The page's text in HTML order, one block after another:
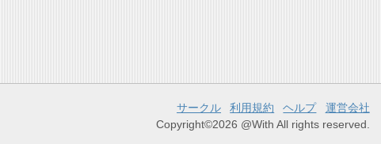
サークル 利用規約 ヘルプ
運営会社
Copyright©2026 @With All rights reserved.